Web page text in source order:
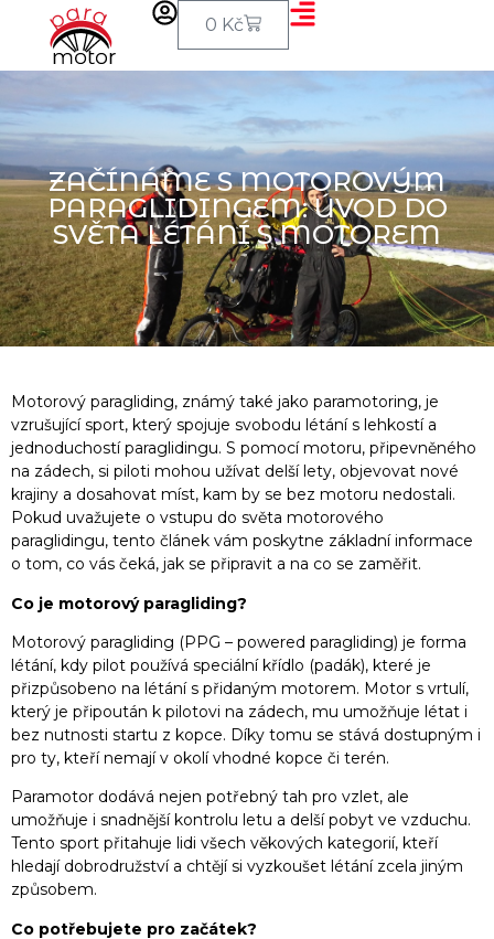
0 Kč
ZAČÍNÁME S MOTOROVÝM
PARAGLIDINGEM: ÚVOD DO
SVĚTA LÉTÁNÍ S MOTOREM
Motorový paragliding, známý také jako paramotoring, je
vzrušující sport, který spojuje svobodu létání s lehkostí a
jednoduchostí paraglidingu. S pomocí motoru, připevněného
na zádech, si piloti mohou užívat delší lety, objevovat nové
krajiny a dosahovat míst, kam by se bez motoru nedostali.
Pokud uvažujete o vstupu do světa motorového
paraglidingu, tento článek vám poskytne základní informace
o tom, co vás čeká, jak se připravit a na co se zaměřit.
Co je motorový paragliding?
Motorový paragliding (PPG – powered paragliding) je forma
létání, kdy pilot používá speciální křídlo (padák), které je
přizpůsobeno na létání s přidaným motorem. Motor s vrtulí,
který je připoután k pilotovi na zádech, mu umožňuje létat i
bez nutnosti startu z kopce. Díky tomu se stává dostupným i
pro ty, kteří nemají v okolí vhodné kopce či terén.
Paramotor dodává nejen potřebný tah pro vzlet, ale
umožňuje i snadnější kontrolu letu a delší pobyt ve vzduchu.
Tento sport přitahuje lidi všech věkových kategorií, kteří
hledají dobrodružství a chtějí si vyzkoušet létání zcela jiným
způsobem.
Co potřebujete pro začátek?